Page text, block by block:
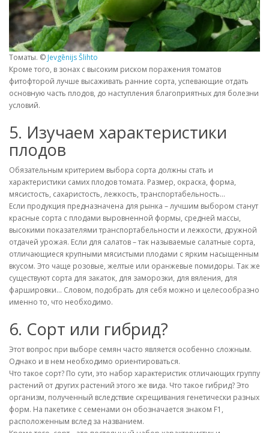
Томаты. © Jevgēnijs Šlihto
Кроме того, в зонах с высоким риском поражения томатов
фитофторой лучше высаживать ранние сорта, успевающие отдать
основную часть плодов, до наступления благоприятных для болезни
условий.
5. Изучаем характеристики
плодов
Обязательным критерием выбора сорта должны стать и
характеристики самих плодов томата. Размер, окраска, форма,
мясистость, сахаристость, лежкость, транспортабельность…
Если продукция предназначена для рынка – лучшим выбором станут
красные сорта с плодами выровненной формы, средней массы,
высокими показателями транспортабельности и лежкости, дружной
отдачей урожая. Если для салатов – так называемые салатные сорта,
отличающиеся крупными мясистыми плодами с ярким насыщенным
вкусом. Это чаще розовые, желтые или оранжевые помидоры. Так же
существуют сорта для закаток, для заморозки, для вяления, для
фаршировки… Словом, подобрать для себя можно и целесообразно
именно то, что необходимо.
6. Сорт или гибрид?
Этот вопрос при выборе семян часто является особенно сложным.
Однако и в нем необходимо ориентироваться.
Что такое сорт? По сути, это набор характеристик отличающих группу
растений от других растений этого же вида. Что такое гибрид? Это
организм, полученный вследствие скрещивания генетически разных
форм. На пакетике с семенами он обозначается знаком F1,
расположенным вслед за названием.